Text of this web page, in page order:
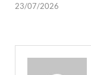
23/07/2026